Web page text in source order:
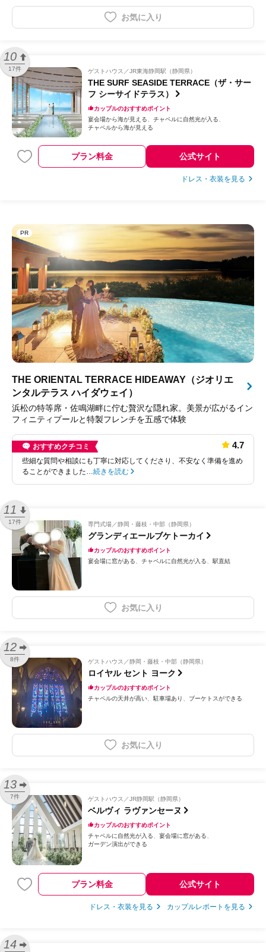
お気に入り
10
17件 ゲストハウス JR東海静岡駅（静岡県）
THE SURF SEASIDE TERRACE（ザ・サー
フ シーサイドテラス）
カップルのおすすめポイント
宴会場から海が見える
チャペルに自然光が入る
チャペルから海が見える
プラン料金 公式サイト
ドレス・衣装を見る
PR
THE ORIENTAL TERRACE HIDEAWAY（ジオリエ
ンタルテラス ハイダウェイ）
浜松の特等席・佐鳴湖畔に佇む贅沢な隠れ家。美景が広がるイン
フィニティプールと特製フレンチを五感で体験
おすすめクチコミ 4.7
些細な質問や相談にも丁寧に対応してくださり、不安なく準備を進め
ることができました…続きを読む
11
17件 専門式場 静岡・藤枝・中部（静岡県）
グランディエールブケトーカイ
カップルのおすすめポイント
宴会場に窓がある
チャペルに自然光が入る 駅直結
お気に入り
12
8件 ゲストハウス 静岡・藤枝・中部（静岡県）
ロイヤル セント ヨーク
カップルのおすすめポイント
チャペルの天井が高い
駐車場あり ブーケトスができる
お気に入り
13
7件 ゲストハウス JR静岡駅（静岡県）
ベルヴィ ラヴァンセーヌ
カップルのおすすめポイント
チャペルに自然光が入る
宴会場に窓がある
ガーデン演出ができる
プラン料金 公式サイト
ドレス・衣装を見る カップルレポートを見る
14